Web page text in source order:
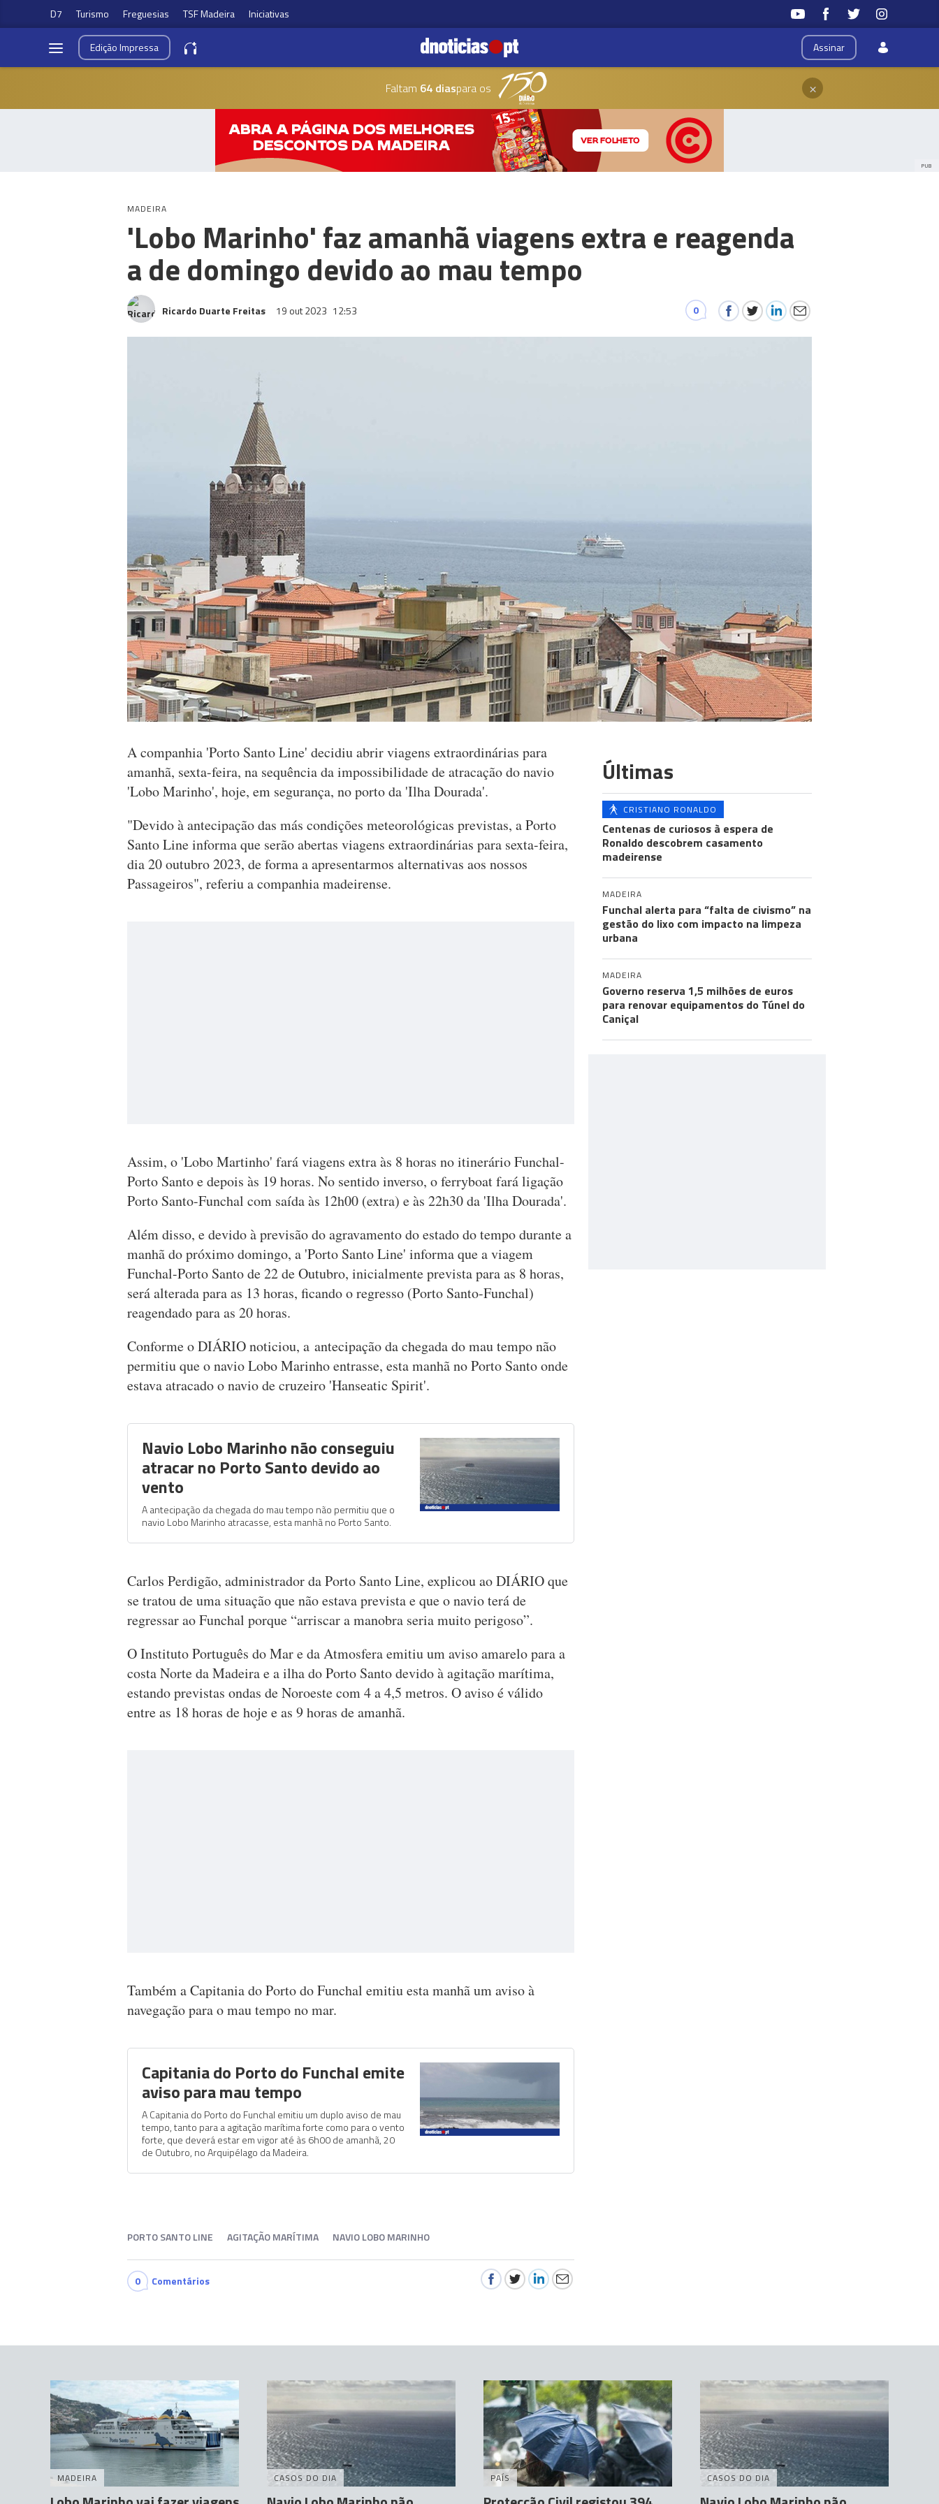
D7 Turismo Freguesias TSF Madeira Iniciativas
Assinar
EdiçãoImpressa
Faltam 64 diaspara os ×
PUB
MADEIRA
'Lobo Marinho' faz amanhã viagens extra e reagenda
a de domingo devido ao mau tempo
Ricardo Duarte Freitas 19 out 2023 12:53 0
A companhia 'Porto Santo Line' decidiu abrir viagens extraordinárias para
amanhã, sexta-feira, na sequência da impossibilidade de atracação do navio
'Lobo Marinho', hoje, em segurança, no porto da 'Ilha Dourada'.
"Devido à antecipação das más condições meteorológicas previstas, a Porto
Santo Line informa que serão abertas viagens extraordinárias para sexta-feira,
dia 20 outubro 2023, de forma a apresentarmos alternativas aos nossos
Passageiros", referiu a companhia madeirense.
Assim, o 'Lobo Martinho' fará viagens extra às 8 horas no itinerário Funchal-
Porto Santo e depois às 19 horas. No sentido inverso, o ferryboat fará ligação
Porto Santo-Funchal com saída às 12h00 (extra) e às 22h30 da 'Ilha Dourada'.
Além disso, e devido à previsão do agravamento do estado do tempo durante a
manhã do próximo domingo, a 'Porto Santo Line' informa que a viagem
Funchal-Porto Santo de 22 de Outubro, inicialmente prevista para as 8 horas,
será alterada para as 13 horas, ficando o regresso (Porto Santo-Funchal)
reagendado para as 20 horas.
Conforme o DIÁRIO noticiou, a antecipação da chegada do mau tempo não
permitiu que o navio Lobo Marinho entrasse, esta manhã no Porto Santo onde
estava atracado o navio de cruzeiro 'Hanseatic Spirit'.
Navio Lobo Marinho não conseguiu
atracar no Porto Santo devido ao
vento
A antecipação da chegada do mau tempo não permitiu que o
navio Lobo Marinho atracasse, esta manhã no Porto Santo.
Carlos Perdigão, administrador da Porto Santo Line, explicou ao DIÁRIO que
se tratou de uma situação que não estava prevista e que o navio terá de
regressar ao Funchal porque “arriscar a manobra seria muito perigoso”.
O Instituto Português do Mar e da Atmosfera emitiu um aviso amarelo para a
costa Norte da Madeira e a ilha do Porto Santo devido à agitação marítima,
estando previstas ondas de Noroeste com 4 a 4,5 metros. O aviso é válido
entre as 18 horas de hoje e as 9 horas de amanhã.
Também a Capitania do Porto do Funchal emitiu esta manhã um aviso à
navegação para o mau tempo no mar.
Capitania do Porto do Funchal emite
aviso para mau tempo
A Capitania do Porto do Funchal emitiu um duplo aviso de mau
tempo, tanto para a agitação marítima forte como para o vento
forte, que deverá estar em vigor até às 6h00 de amanhã, 20
de Outubro, no Arquipélago da Madeira.
PORTO SANTO LINE AGITAÇÃO MARÍTIMA NAVIO LOBO MARINHO
0 Comentários
Últimas
CRISTIANO RONALDO
Centenas de curiosos à espera de
Ronaldo descobrem casamento
madeirense
MADEIRA
Funchal alerta para “falta de civismo” na
gestão do lixo com impacto na limpeza
urbana
MADEIRA
Governo reserva 1,5 milhões de euros
para renovar equipamentos do Túnel do
Caniçal
MADEIRA CASOS DO DIA PAÍS CASOS DO DIA